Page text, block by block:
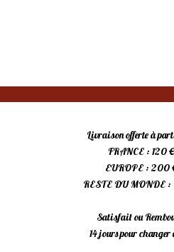
Livraison offerte à
FRANCE : 120 €
EUROPE : 200
RESTE DU MONDE
Satisfait ou
14 jours pour changer